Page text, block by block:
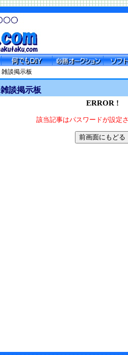
雑談掲示板
雑談掲示板
ERROR !
該当記事はパスワードが設定